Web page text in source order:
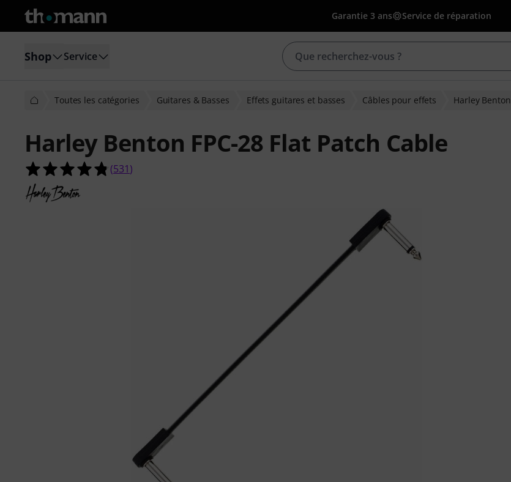
Garantie 3 ans Service de réparation
Shop Service
Toutes les catégories Guitares & Basses Effets guitares et basses Câbles pour effets Harley Benton
Harley Benton FPC-28 Flat Patch Cable
4.8 étoiles sur 5 d'après 531 évaluations clients
(531)